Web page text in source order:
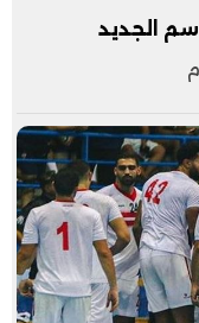
الجديد